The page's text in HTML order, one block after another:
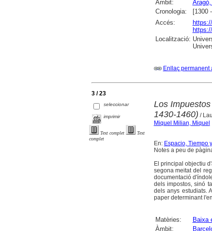
Àmbit:
Cronologia:
[1300
Accés:
Localització:
Enllaç permanent
3 / 23
seleccionar
imprimir
Text complet
Text
complet
Los
1430-1460) /
Miquel Milian, Miquel
En: Espacio, Tiempo
Notes a peu de
El principal objectiu
segona meitat del
documentació
dels impostos, sinó
dels anys estudiats.
paper determinant
Matèries: Baixa
Àmbit: